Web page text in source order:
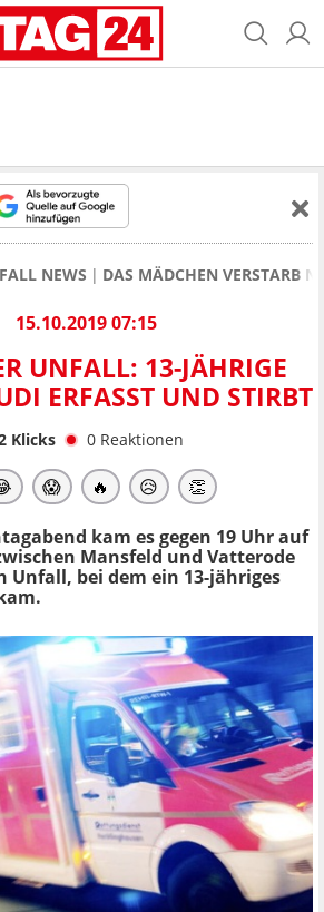
NEWS DAS MÄDCHEN VERSTARB
15.10.2019 07:15
UNFALL: 13-JÄHRIGE
ERFASST UND STIRBT
Klicks 0 Reaktionen
😱 🔥 😥 👏
kam es gegen 19 Uhr auf
Mansfeld und Vatterode
Unfall, bei dem ein 13-jähriges